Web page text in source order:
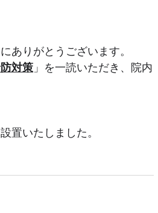
ありがとうございます。
対策 」を一読いただき、院内
置いたしました。